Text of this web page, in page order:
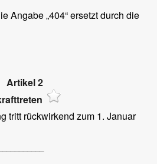
Angabe „404“ ersetzt durch die
Artikel 2
tritt rückwirkend zum 1. Januar